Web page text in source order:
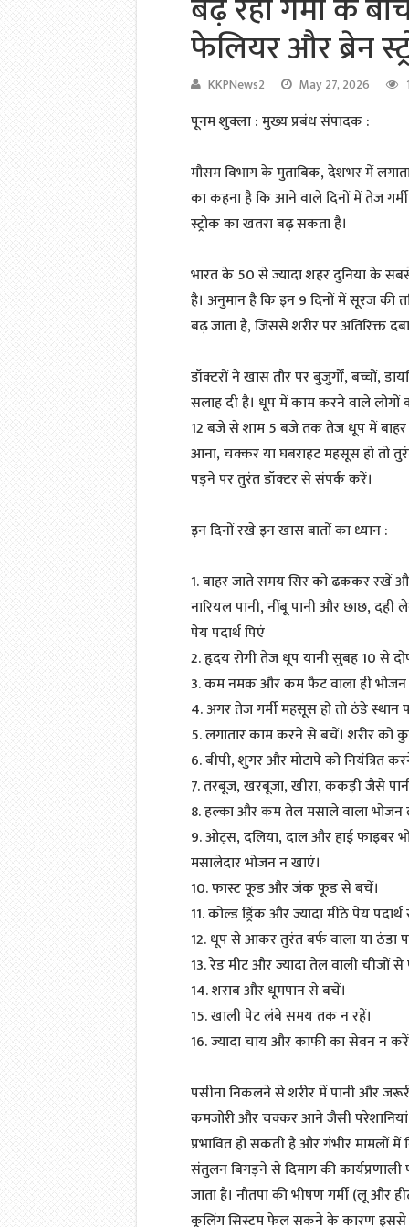
फेलियर और ब्रेन
KKPNews2 May 27, 2026
पूनम शुक्ला : मुख्य प्रबंध संपादक :
मौसम विभाग के मुताबिक, देशभर में
का कहना है कि आने वाले दिनों में तेज
स्ट्रोक का खतरा बढ़ सकता है।
भारत के 50 से ज्यादा शहर दुनिया के
है। अनुमान है कि इन 9 दिनों में सूरज की
बढ़ जाता है, जिससे शरीर पर अतिरिक्त
डॉक्टरों ने खास तौर पर बुजुर्गों, बच्चों,
सलाह दी है। धूप में काम करने वाले लोगों
12 बजे से शाम 5 बजे तक तेज धूप में बाहर
आना, चक्कर या घबराहट महसूस हो तो
पड़ने पर तुरंत डॉक्टर से संपर्क करें।
इन दिनों रखे इन खास बातों का ध्यान :
1. बाहर जाते समय सिर को ढककर रखें और
नारियल पानी, नींबू पानी और छाछ,
पेय पदार्थ पिएं
2. हृदय रोगी तेज धूप यानी सुबह 10 से
3. कम नमक और कम फैट वाला ही भोजन
4. अगर तेज गर्मी महसूस हो तो ठंडे स्थान
5. लगातार काम करने से बचें। शरीर को
6. बीपी, शुगर और मोटापे को नियंत्रित
7. तरबूज, खरबूजा, खीरा, ककड़ी जैसे
8. हल्का और कम तेल मसाले वाला भोजन
9. ओट्स, दलिया, दाल और हाई फाइबर
मसालेदार भोजन न खाएं।
10. फास्ट फूड और जंक फूड से बचें।
11. कोल्ड ड्रिंक और ज्यादा मीठे पेय
12. धूप से आकर तुरंत बर्फ वाला या ठंडा
13. रेड मीट और ज्यादा तेल वाली चीजों
14. शराब और धूमपान से बचें।
15. खाली पेट लंबे समय तक न रहें।
16. ज्यादा चाय और काफी का सेवन न
पसीना निकलने से शरीर में पानी और
कमजोरी और चक्कर आने जैसी परेशानियां
प्रभावित हो सकती है और गंभीर मामलों
संतुलन बिगड़ने से दिमाग की
जाता है। नौतपा की भीषण गर्मी (लू और
कूलिंग सिस्टम फेल सकने के कारण इससे